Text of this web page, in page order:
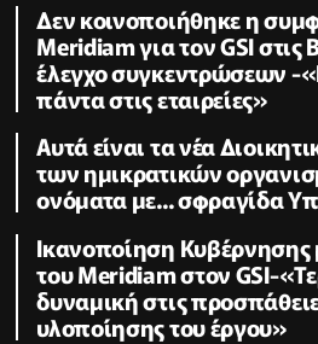
Δεν κοινοποιήθηκε η
Meridiam για τον GSI στις
έλεγχο συγκεντρώσεων -
πάντα στις εταιρείες»
Αυτά είναι τα νέα
των ημικρατικών
ονόματα με... σφραγίδα
Ικανοποίηση Κυβέρνησης
του Meridiam στον GSI-
δυναμική στις
υλοποίησης του έργου»